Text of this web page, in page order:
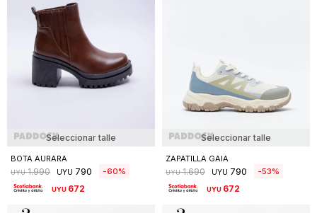
Seleccionar talle
BOTA AURARA
UYU 1.990 UYU 790 60
UYU 672
Seleccionar talle
ZAPATILLA GAIA
UYU 1.690 UYU 790 53
UYU 672